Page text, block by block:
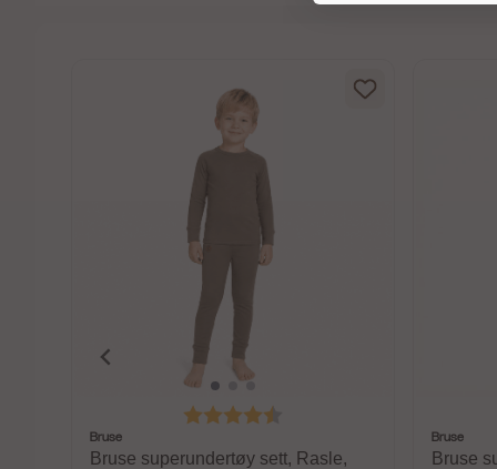
Karakter:
Bruse
Bruse superundertøy sett, Rasle,
Bruse
Bruse